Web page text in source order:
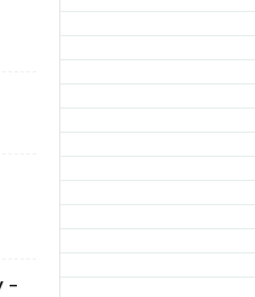
–